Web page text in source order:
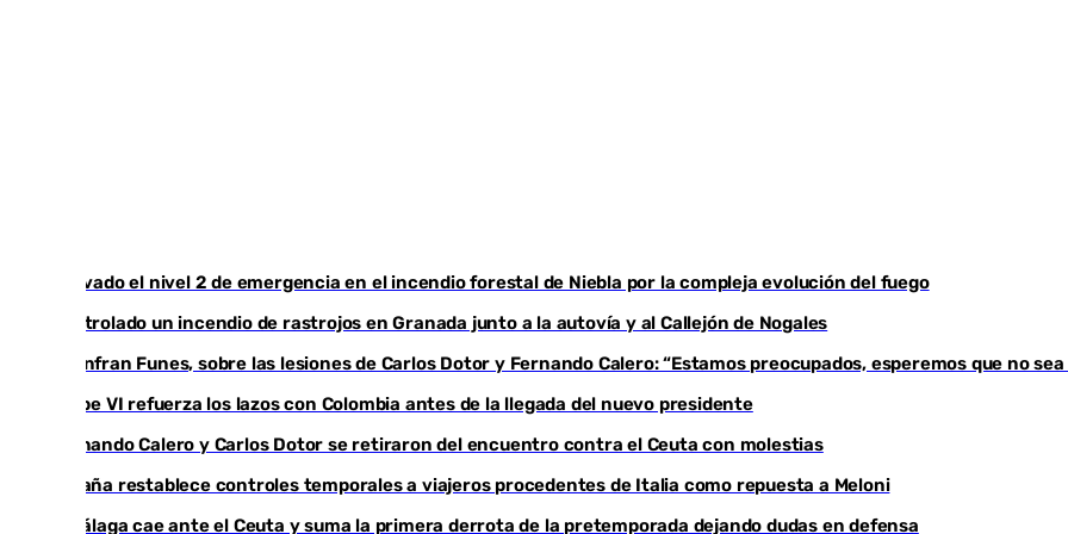
Activado el nivel 2 de emergencia en el incendio forestal de Niebla por la compleja evolución del fuego
Controlado un incendio de rastrojos en Granada junto a la autovía y al Callejón de Nogales
Juanfran Funes, sobre las lesiones de Carlos Dotor y Fernando Calero: “Estamos preocupados, esperemos que no sea
Felipe VI refuerza los lazos con Colombia antes de la llegada del nuevo presidente
Fernando Calero y Carlos Dotor se retiraron del encuentro contra el Ceuta con molestias
España restablece controles temporales a viajeros procedentes de Italia como repuesta a Meloni
El Málaga cae ante el Ceuta y suma la primera derrota de la pretemporada dejando dudas en defensa